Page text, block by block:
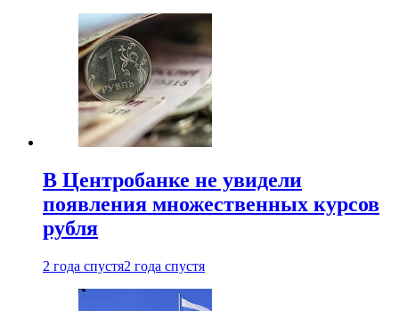
В Центробанке не увидели
появления множественных курсов
рубля
2 года спустя2 года спустя